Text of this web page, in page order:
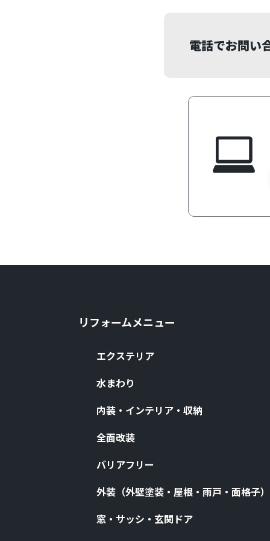
電話でお問い
リフォームメニュー
エクステリア
⽔まわり
内装・インテリア・収納
全⾯改装
バリアフリー
外装（外壁塗装・屋根・⾬⼾・⾯格⼦）
窓・サッシ・⽞関ドア